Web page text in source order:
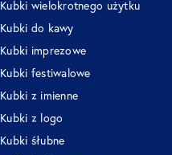
Kubki wielokrotnego użytku
Kubki do kawy
Kubki imprezowe
Kubki festiwalowe
Kubki z imienne
Kubki z logo
Kubki śłubne